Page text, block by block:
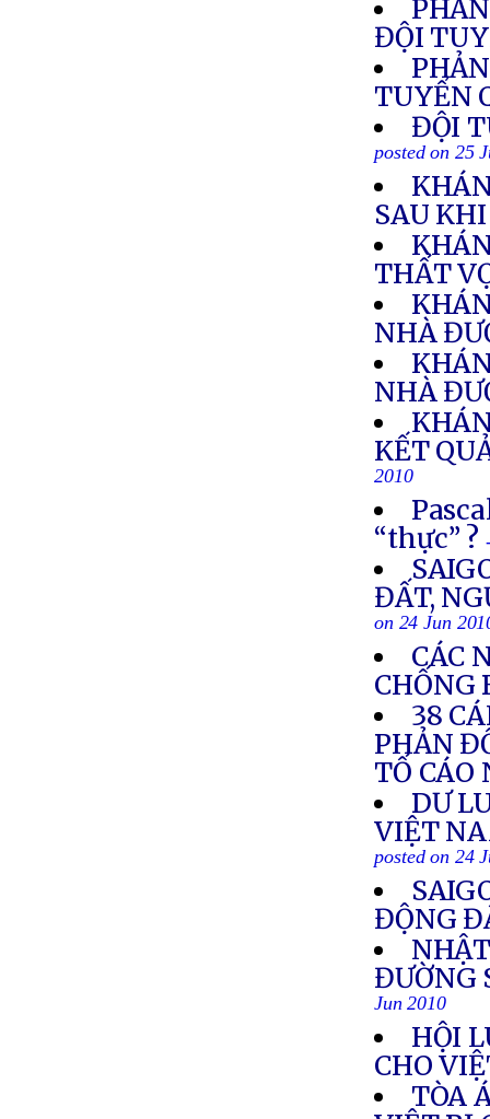
ĐỘI
TUYỂN
ĐỘI
posted on 25
SAU
THẤT
NHÀ
NHÀ
KẾT
2010
“thực” ?
ĐẤT,
on 24 Jun
CÁC
CHỐNG
38
PHẢN
TỐ CÁO
DƯ
VIỆT
posted on 24
ĐỘNG
ĐƯỜNG
Jun 2010
HỘI
CHO
TÒA